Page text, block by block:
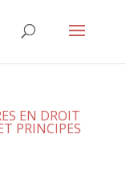
EN DROIT
PRINCIPES